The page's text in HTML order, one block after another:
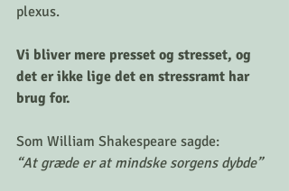
plexus.
Vi bliver mere presset og stresset, og
det er ikke lige det en stressramt har
brug for.
Som William Shakespeare sagde:
“At græde er at mindske sorgens dybde”